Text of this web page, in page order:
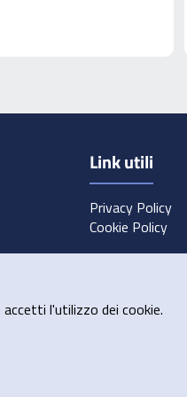
Link utili
Privacy Policy
Cookie Policy
l'utilizzo dei cookie.